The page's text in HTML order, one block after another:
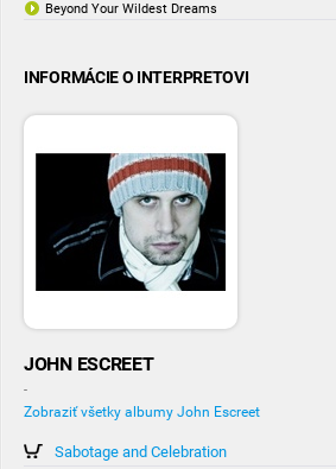
Beyond Your Wildest Dreams
INFORMÁCIE O INTERPRETOVI
JOHN ESCREET
-
Zobraziť všetky albumy John Escreet
Sabotage and Celebration